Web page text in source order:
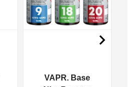
VAPR. Base
